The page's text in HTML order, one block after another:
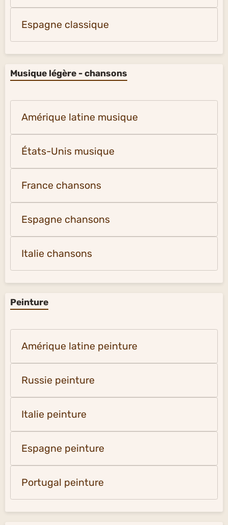
Espagne classique
Musique légère - chansons
Amérique latine musique
États-Unis musique
France chansons
Espagne chansons
Italie chansons
Peinture
Amérique latine peinture
Russie peinture
Italie peinture
Espagne peinture
Portugal peinture